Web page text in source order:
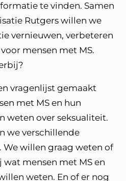
te vinden. Samen
Rutgers willen we
vernieuwen, verbeteren
mensen met MS.
vragenlijst gemaakt
met MS en hun
weten over seksualiteit.
we verschillende
We willen graag weten of
mensen met MS en
weten. En of er nog